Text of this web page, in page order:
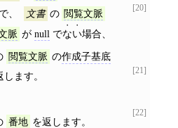
[20]
で、 文書 の 閲覧文脈
脈 が null でない場合、
[21]
閲覧文脈 の作成子基底
します。
[22]
番地 を返します。